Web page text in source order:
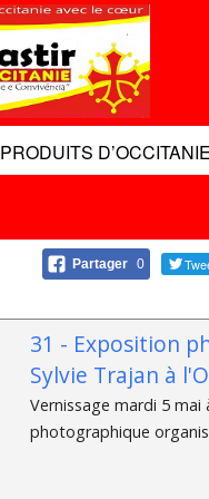
PRODUITS D’OCCITANIE
Partager 0
31 - Exposition
Sylvie Trajan à
Vernissage mardi 5
photographique